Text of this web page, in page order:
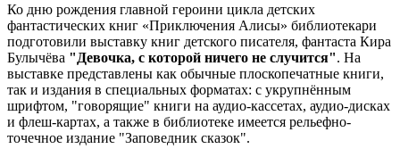
Ко дню рождения главной героини цикла детских
фантастических книг «Приключения Алисы» библиотекари
подготовили выставку книг детского писателя, фантаста Кира
Булычёва "Девочка, с которой ничего не случится". На
выставке представлены как обычные плоскопечатные книги,
так и издания в специальных форматах: с укрупнённым
шрифтом, "говорящие" книги на аудио-кассетах, аудио-дисках
и флеш-картах, а также в библиотеке имеется рельефно-
точечное издание "Заповедник сказок".